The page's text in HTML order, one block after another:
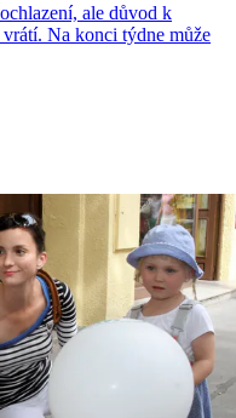
ale důvod k
Na konci týdne může